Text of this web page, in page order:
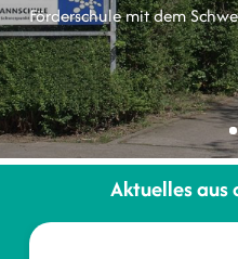
Förderschule mit dem
Aktuelles aus